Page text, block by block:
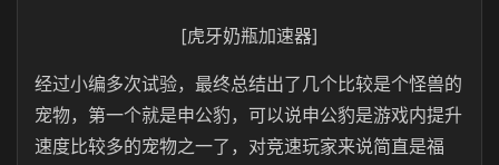
[虎牙奶瓶加速器]
经过小编多次试验，最终总结出了几个比较是个怪兽的
宠物，第一个就是申公豹，可以说申公豹是游戏内提升
速度比较多的宠物之一了，对竞速玩家来说简直是福